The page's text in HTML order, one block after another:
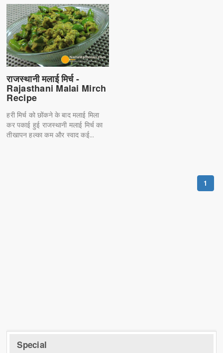
राजस्थानी मलाई मिर्च -
Rajasthani Malai Mirch
Recipe
हरी मिर्च को छोंकने के बाद मलाई मिला
कर पकाई हुई राजस्थानी मलाई मिर्च का
तीखापन हल्का कम और स्वाद कई...
1
Special